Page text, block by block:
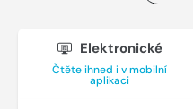
Elektronické
Čtěte ihned i v mobilní
aplikaci